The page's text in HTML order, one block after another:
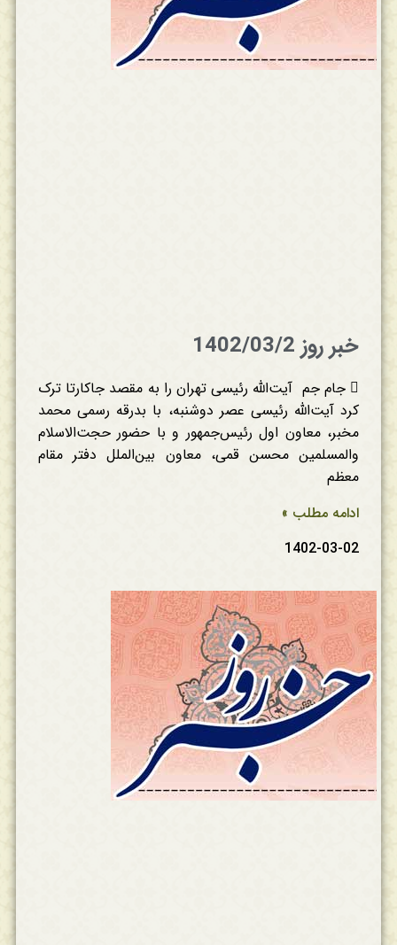
خبر روز 1402/03/2
 جام جم آیت‌الله رئیسی تهران را به مقصد جاکارتا ترک
کرد آیت‌الله رئیسی عصر دوشنبه، با بدرقه رسمی محمد
مخبر، معاون اول رئیس‌جمهور و با حضور حجت‌الاسلام
والمسلمین محسن قمی، معاون بین‌الملل دفتر مقام
معظم
ادامه مطلب »
1402-03-02